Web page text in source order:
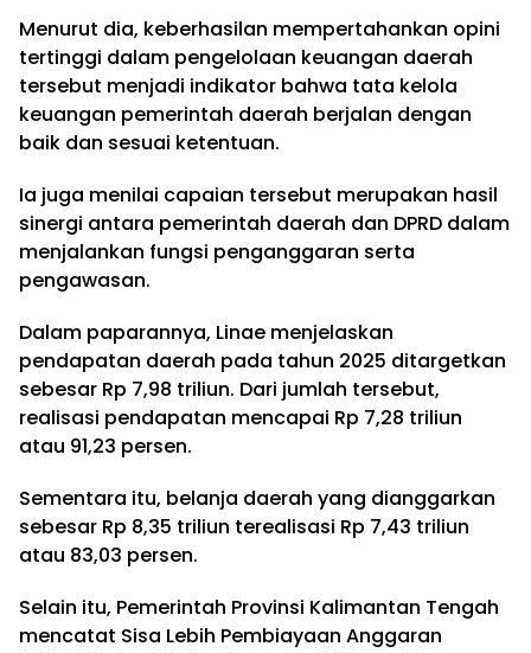
Menurut dia, keberhasilan mempertahankan opini
tertinggi dalam pengelolaan keuangan daerah
tersebut menjadi indikator bahwa tata kelola
keuangan pemerintah daerah berjalan dengan
baik dan sesuai ketentuan.
Ia juga menilai capaian tersebut merupakan hasil
sinergi antara pemerintah daerah dan DPRD dalam
menjalankan fungsi penganggaran serta
pengawasan.
Dalam paparannya, Linae menjelaskan
pendapatan daerah pada tahun 2025 ditargetkan
sebesar Rp 7,98 triliun. Dari jumlah tersebut,
realisasi pendapatan mencapai Rp 7,28 triliun
atau 91,23 persen.
Sementara itu, belanja daerah yang dianggarkan
sebesar Rp 8,35 triliun terealisasi Rp 7,43 triliun
atau 83,03 persen.
Selain itu, Pemerintah Provinsi Kalimantan Tengah
mencatat Sisa Lebih Pembiayaan Anggaran